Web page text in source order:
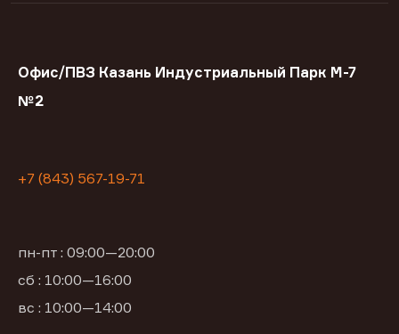
Офис/ПВЗ Казань Индустриальный Парк М-7
№2
+7 (843) 567-19-71
пн-пт : 09:00—20:00
сб : 10:00—16:00
вс : 10:00—14:00